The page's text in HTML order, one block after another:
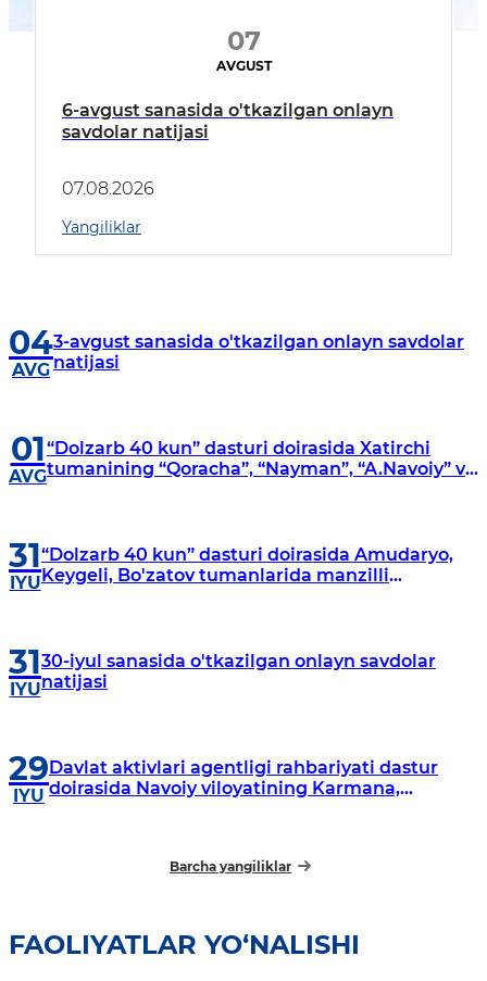
07
AVGUST
6-avgust sanasida o'tkazilgan onlayn
savdolar natijasi
07.08.2026
Yangiliklar
04
AVG
3-avgust sanasida o'tkazilgan onlayn savdolar
natijasi
01
AVG
“Dolzarb 40 kun” dasturi doirasida Xatirchi
tumanining “Qoracha”, “Nayman”, “A.Navoiy” va
31
IYU
“Dolzarb 40 kun” dasturi doirasida Amudaryo,
Keygeli, Bo'zatov tumanlarida manzilli
31
IYU
30-iyul sanasida o'tkazilgan onlayn savdolar
natijasi
29
IYU
Davlat aktivlari agentligi rahbariyati dastur
doirasida Navoiy viloyatining Karmana,
Barcha yangiliklar
FAOLIYATLAR YO‘NALISHI